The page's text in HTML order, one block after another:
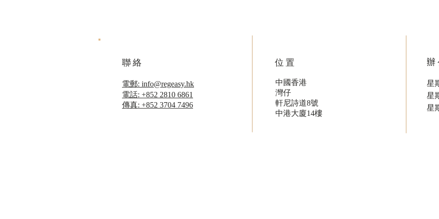
聯絡 位置
電郵: info@regeasy.hk
電話: +852 2810 6861
傳真: +852 3704 7496
中國香港
灣仔
軒尼詩道8號
中港大廈14樓
星
星
星